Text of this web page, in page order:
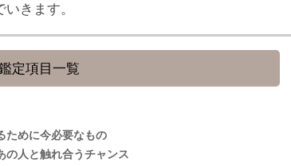
きます。
定項目一覧
ために今必要なもの
の人と触れ合うチャンス